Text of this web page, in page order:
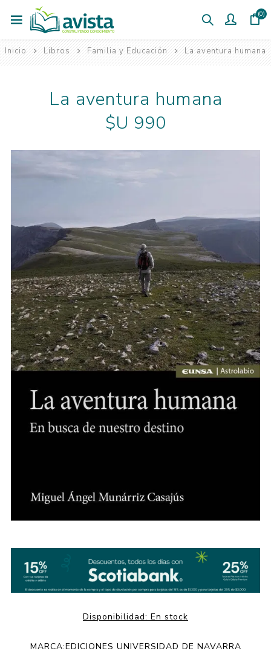
(0)
Inicio Libros Familia y Educación La aventura humana
La aventura humana
$U 990
Disponibilidad: En stock
MARCA:EDICIONES UNIVERSIDAD DE NAVARRA